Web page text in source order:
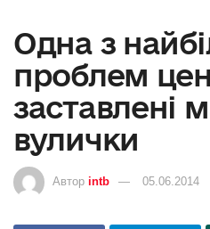
Одна з
проблем
заставлені
вулички
Автор intb 05.06.2014